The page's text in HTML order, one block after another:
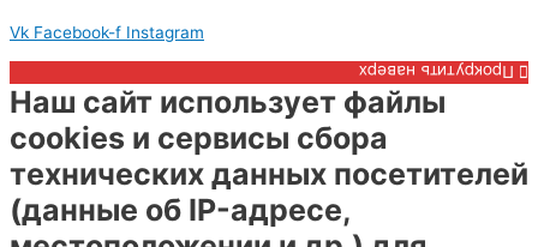
Vk Facebook-f Instagram
Прокрутить наверх
Наш сайт использует файлы
cookies и сервисы сбора
технических данных посетителей
(данные об IP-адресе,